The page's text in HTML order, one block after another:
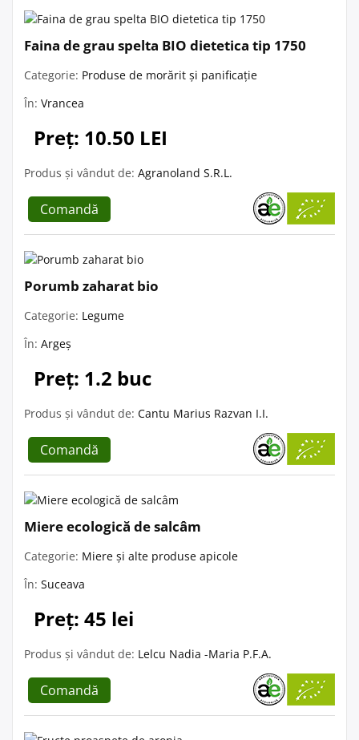
Faina de grau spelta BIO dietetica tip 1750
Categorie: Produse de morărit și panificație
În: Vrancea
Preț: 10.50 LEI
Produs și vândut de: Agranoland S.R.L.
Comandă
Porumb zaharat bio
Categorie: Legume
În: Argeș
Preț: 1.2 buc
Produs și vândut de: Cantu Marius Razvan I.I.
Comandă
Miere ecologică de salcâm
Categorie: Miere și alte produse apicole
În: Suceava
Preț: 45 lei
Produs și vândut de: Lelcu Nadia -Maria P.F.A.
Comandă